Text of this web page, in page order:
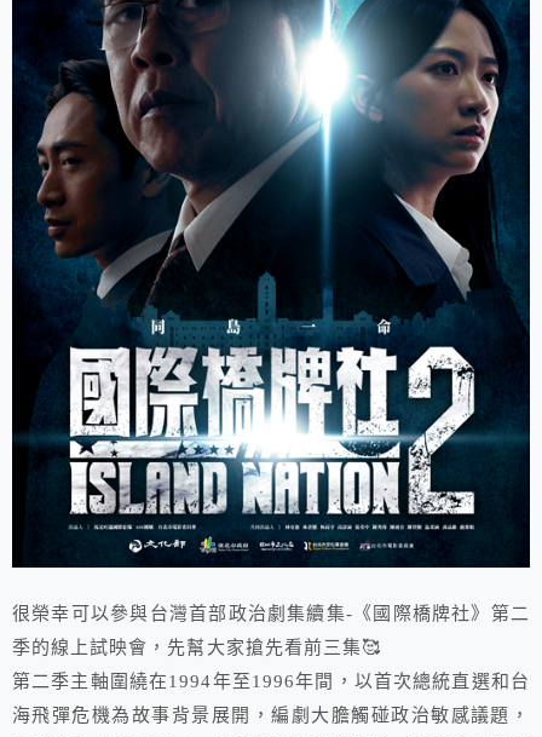
很榮幸可以參與台灣首部政治劇集續集-《國際橋牌社》第二
季的線上試映會，先幫大家搶先看前三集🥰
第二季主軸圍繞在1994年至1996年間，以首次總統直選和台
海飛彈危機為故事背景展開，編劇大膽觸碰政治敏感議題，